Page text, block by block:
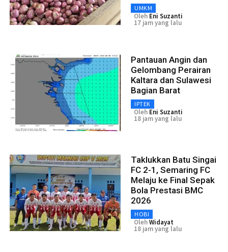
UMKM
Oleh Eni Suzanti
17 jam yang lalu
Pantauan Angin dan
Gelombang Perairan
Kaltara dan Sulawesi
Bagian Barat
IPTEK
Oleh Eni Suzanti
18 jam yang lalu
Taklukkan Batu Singai
FC 2-1, Semaring FC
Melaju ke Final Sepak
Bola Prestasi BMC
2026
HOBI
OlehWidayat
18 jam yang lalu